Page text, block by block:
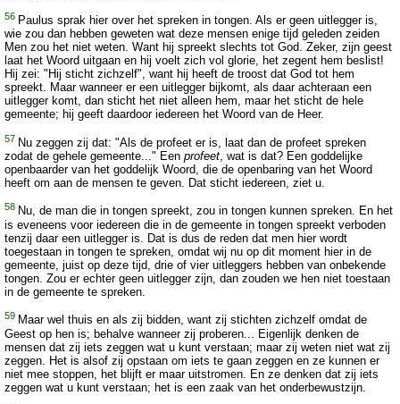
56 Paulus sprak hier over het spreken in tongen. Als er geen uitlegger is,
wie zou dan hebben geweten wat deze mensen enige tijd geleden zeiden
Men zou het niet weten. Want hij spreekt slechts tot God. Zeker, zijn geest
laat het Woord uitgaan en hij voelt zich vol glorie, het zegent hem beslist!
Hij zei: "Hij sticht zichzelf", want hij heeft de troost dat God tot hem
spreekt. Maar wanneer er een uitlegger bijkomt, als daar achteraan een
uitlegger komt, dan sticht het niet alleen hem, maar het sticht de hele
gemeente; hij geeft daardoor iedereen het Woord van de Heer.
57 Nu zeggen zij dat: "Als de profeet er is, laat dan de profeet spreken
zodat de gehele gemeente..." Een profeet, wat is dat? Een goddelijke
openbaarder van het goddelijk Woord, die de openbaring van het Woord
heeft om aan de mensen te geven. Dat sticht iedereen, ziet u.
58 Nu, de man die in tongen spreekt, zou in tongen kunnen spreken. En het
is eveneens voor iedereen die in de gemeente in tongen spreekt verboden
tenzij daar een uitlegger is. Dat is dus de reden dat men hier wordt
toegestaan in tongen te spreken, omdat wij nu op dit moment hier in de
gemeente, juist op deze tijd, drie of vier uitleggers hebben van onbekende
tongen. Zou er echter geen uitlegger zijn, dan zouden we hen niet toestaan
in de gemeente te spreken.
59 Maar wel thuis en als zij bidden, want zij stichten zichzelf omdat de
Geest op hen is; behalve wanneer zij proberen... Eigenlijk denken de
mensen dat zij iets zeggen wat u kunt verstaan; maar zij weten niet wat zij
zeggen. Het is alsof zij opstaan om iets te gaan zeggen en ze kunnen er
niet mee stoppen, het blijft er maar uitstromen. En ze denken dat zij iets
zeggen wat u kunt verstaan; het is een zaak van het onderbewustzijn.